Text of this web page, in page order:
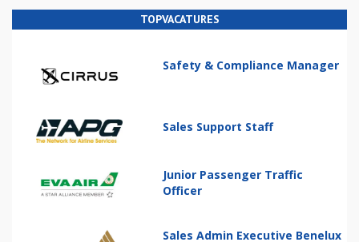
TOPVACATURES
Safety & Compliance Manager
Sales Support Staff
Junior Passenger Traffic
Officer
Sales Admin Executive Benelux